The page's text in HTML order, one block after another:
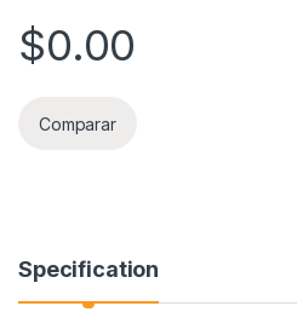
$0.00
Comparar
Specification